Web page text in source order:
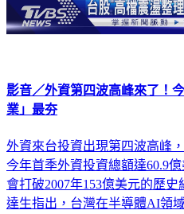
影音／外資第四波高峰來了！
外資來台投資出現第四波高峰
今年首季外資投資總額達60.9
會打破2007年153億美元的歷史